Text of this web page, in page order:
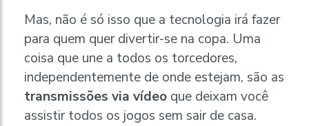
Mas, não é só isso que a tecnologia irá fazer
para quem quer divertir-se na copa. Uma
coisa que une a todos os torcedores,
independentemente de onde estejam, são as
transmissões via vídeo que deixam você
assistir todos os jogos sem sair de casa.